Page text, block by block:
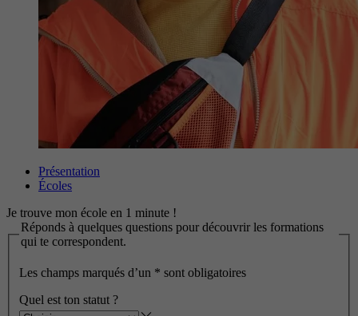
Présentation
Écoles
Je trouve mon école en 1 minute !
Réponds à quelques questions pour découvrir les formations
qui te correspondent.
Les champs marqués d’un * sont obligatoires
Quel est ton statut ?